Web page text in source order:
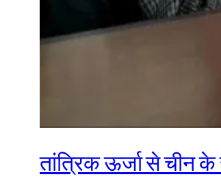
तांत्रिक ऊर्जा से चीन के